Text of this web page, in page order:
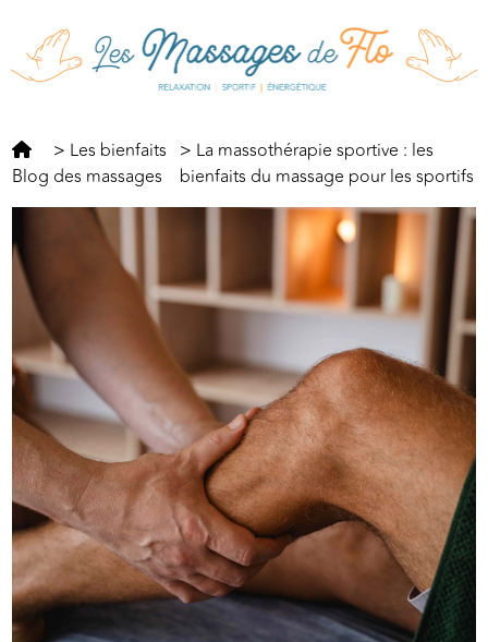
Blog
> Les bienfaits
des massages
> La massothérapie sportive : les
bienfaits du massage pour les sportifs